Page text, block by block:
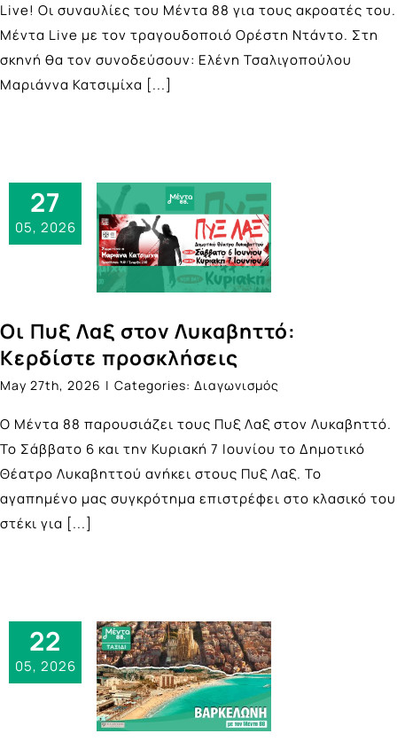
Live! Οι συναυλίες του Μέντα 88 για τους ακροατές του.
Mέντα Live με τον τραγουδοποιό Ορέστη Ντάντο. Στη
σκηνή θα τον συνοδεύσουν: Ελένη Τσαλιγοπούλου
Μαριάννα Κατσιμίχα [...]
27
05, 2026
Οι Πυξ Λαξ στον Λυκαβηττό:
Κερδίστε προσκλήσεις
May 27th, 2026 | Categories: Διαγωνισμός
Ο Μέντα 88 παρουσιάζει τους Πυξ Λαξ στον Λυκαβηττό.
Το Σάββατο 6 και την Κυριακή 7 Ιουνίου το Δημοτικό
Θέατρο Λυκαβηττού ανήκει στους Πυξ Λαξ. Το
αγαπημένο μας συγκρότημα επιστρέφει στο κλασικό του
στέκι για [...]
22
05, 2026